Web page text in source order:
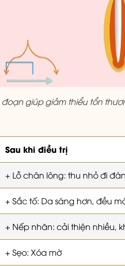
giúp giảm thiểu tổn
Sau khi điều trị
+ Lỗ chân lông: thu nhỏ đi
+ Sắc tố: Da sáng hơn, đều
+ Nếp nhăn: cải thiện nhiều,
+ Sẹo: Xóa mờ